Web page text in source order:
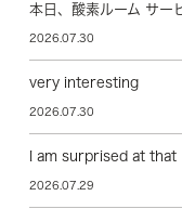
本日、酸素ルーム サー
2026.07.30
very interesting
2026.07.30
I am surprised at that
2026.07.29